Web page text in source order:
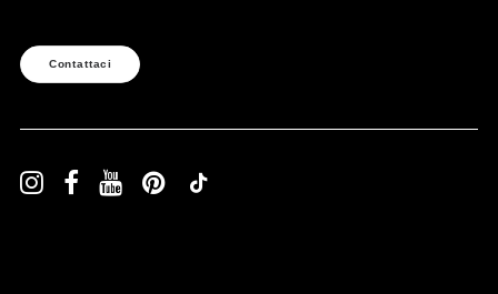
Contattaci